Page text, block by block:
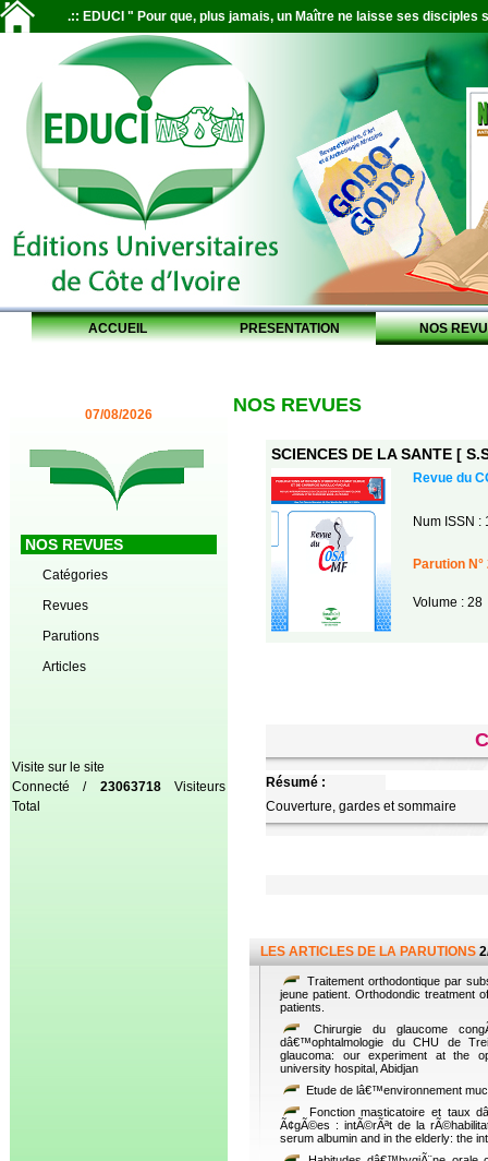
.:: EDUCI " Pour que, plus jamais, un Maître ne laisse ses disciples
ACCUEIL PRESENTATION NOS
07/08/2026
NOS REVUES
Catégories
Revues
Parutions
Articles
Visite sur le site
Connecté / 23063718Visiteurs
Total
NOS REVUES
SCIENCES DE LA SANTE [
Revue du
Num ISSN :
Parution N°
Volume : 28
Résumé :
Couverture, gardes et sommaire
LES ARTICLES DE LA PARUTIONS
Traitement orthodontique par
jeune patient. Orthodondic treatment
patients.
Chirurgie du glaucome
dâ€™ophtalmologie du CHU de
glaucoma: our experiment at the
university hospital, Abidjan
Etude de lâ€™environnement
Fonction masticatoire et taux
Ã¢gÃ©es : intÃ©rÃªt de la
serum albumin and in the elderly: the